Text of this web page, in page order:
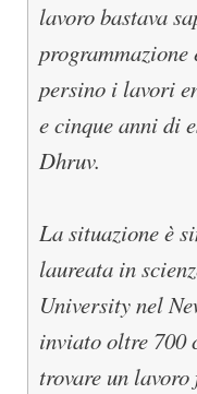
lavoro bastava
programmazione
persino i lavori
e cinque anni di
Dhruv.
La situazione è
laureata in
University nel
inviato oltre 700
trovare un